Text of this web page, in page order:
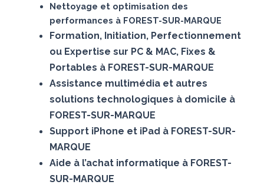
Nettoyage et optimisation des
performances à FOREST-SUR-MARQUE
Formation, Initiation, Perfectionnement
ou Expertise sur PC & MAC, Fixes &
Portables à FOREST-SUR-MARQUE
Assistance multimédia et autres
solutions technologiques à domicile à
FOREST-SUR-MARQUE
Support iPhone et iPad à FOREST-SUR-
MARQUE
Aide à l’achat informatique à FOREST-
SUR-MARQUE